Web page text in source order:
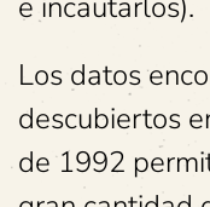
Los datos
descubiertos
de 1992